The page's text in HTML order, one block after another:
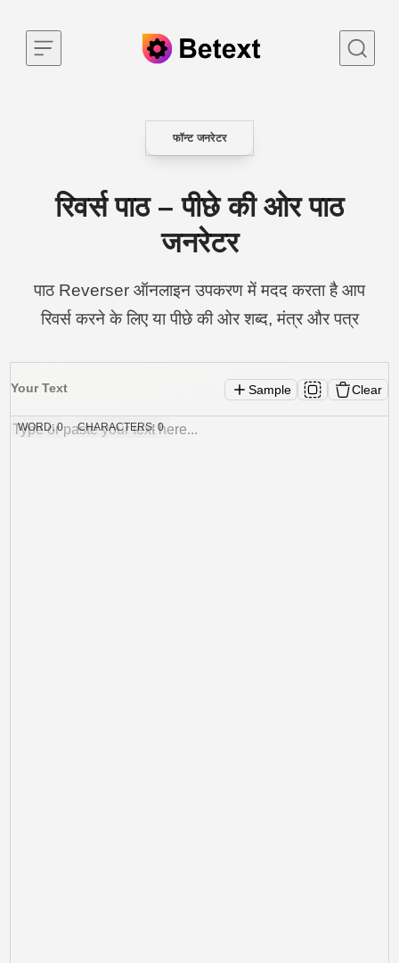
CATEGORY
फॉन्ट जनरेटर
रिवर्स पाठ – पीछे की ओर पाठ
जनरेटर
पाठ Reverser ऑनलाइन उपकरण में मदद करता है आप
रिवर्स करने के लिए या पीछे की ओर शब्द, मंत्र और पत्र
Your Text Sample Clear
WORD:0 CHARACTERS: 0